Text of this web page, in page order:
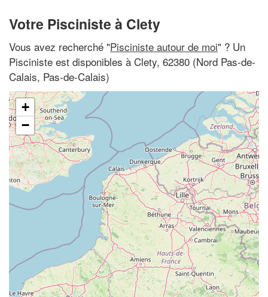
Votre Pisciniste à Clety
Vous avez recherché "Pisciniste autour de moi" ? Un
Pisciniste est disponibles à Clety, 62380 (Nord Pas-de-
Calais, Pas-de-Calais)
+
−